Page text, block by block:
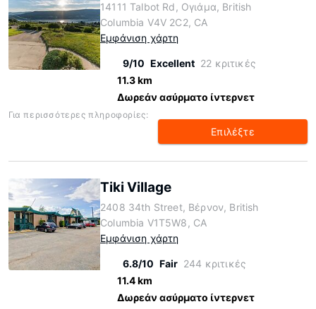
14111 Talbot Rd, Ογιάμα, British
Columbia V4V 2C2, CA
Εμφάνιση χάρτη
9/10 Excellent 22 κριτικές
11.3 km
Δωρεάν ασύρματο ίντερνετ
Για περισσότερες πληροφορίες:
Επιλέξτε
Tiki Village
2408 34th Street, Βέρνον, British
Columbia V1T5W8, CA
Εμφάνιση χάρτη
6.8/10 Fair 244 κριτικές
11.4 km
Δωρεάν ασύρματο ίντερνετ